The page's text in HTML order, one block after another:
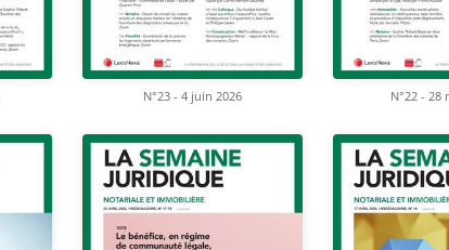
N°23 - 4 juin 2026 N°22 - 28